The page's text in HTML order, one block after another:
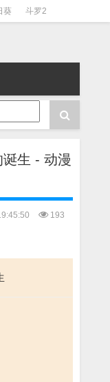
葵 斗罗2
生 - 动漫
193